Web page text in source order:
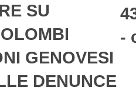
SU
GENOVESI
DENUNCE